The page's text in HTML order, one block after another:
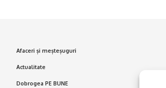
Afaceri și meșteșuguri
Actualitate
Dobrogea PE BUNE